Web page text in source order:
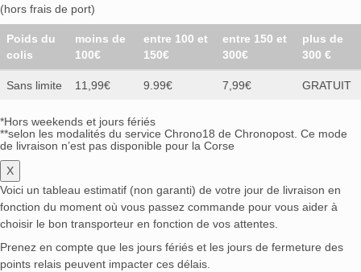
(hors frais de port)
Poids du
colis
moins de
100€
entre 100 et
150€
entre 150 et
300€
plus de
300 €
Sans limite 11,99€ 9.99€ 7,99€ GRATUIT
*Hors weekends et jours fériés
**selon les modalités du service Chrono18 de Chronopost. Ce mode
de livraison n’est pas disponible pour la Corse
X
Voici un tableau estimatif (non garanti) de votre jour de livraison en
fonction du moment où vous passez commande pour vous aider à
choisir le bon transporteur en fonction de vos attentes.
Prenez en compte que les jours fériés et les jours de fermeture des
points relais peuvent impacter ces délais.